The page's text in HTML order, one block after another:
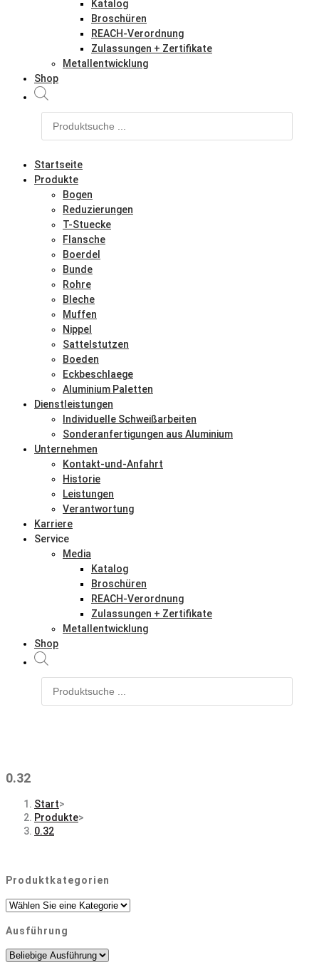
Katalog
Broschüren
REACH-Verordnung
Zulassungen + Zertifikate
Metallentwicklung
Shop
Startseite
Produkte
Bogen
Reduzierungen
T-Stuecke
Flansche
Boerdel
Bunde
Rohre
Bleche
Muffen
Nippel
Sattelstutzen
Boeden
Eckbeschlaege
Aluminium Paletten
Dienstleistungen
Individuelle Schweißarbeiten
Sonderanfertigungen aus Aluminium
Unternehmen
Kontakt-und-Anfahrt
Historie
Leistungen
Verantwortung
Karriere
Service
Media
Katalog
Broschüren
REACH-Verordnung
Zulassungen + Zertifikate
Metallentwicklung
Shop
0.32
Start>
Produkte>
0.32
Produktkategorien
Ausführung